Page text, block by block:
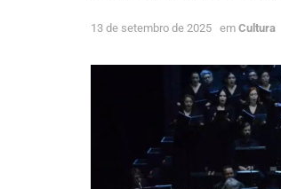
13 de setembro de 2025 em Cultura